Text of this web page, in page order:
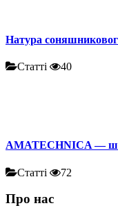
Натура
Статті 40
AMATECHNICA —
Статті 72
Про нас